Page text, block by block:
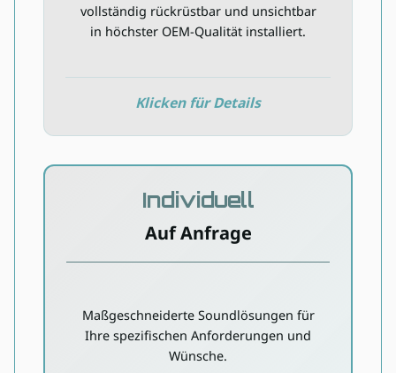
vollständig rückrüstbar und unsichtbar
in höchster OEM-Qualität installiert.
Klicken für Details
Einbaumaterial
Individuell
Auf Anfrage
Maßgeschneiderte Soundlösungen für
Ihre spezifischen Anforderungen und
Wünsche.
Individuell
Auf Anfrage
Maßgeschneiderte
Komponentenauswahl
Individuelle Abstimmung